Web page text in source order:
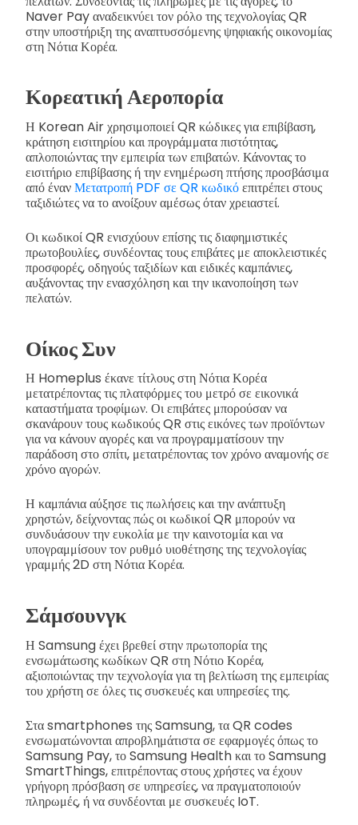
Naver Pay αναδεικνύει τον ρόλο της τεχνολογίας QR
στην υποστήριξη της αναπτυσσόμενης ψηφιακής οικονομίας
στη Νότια Κορέα.
Κορεατική Αεροπορία
Η Korean Air χρησιμοποιεί QR κώδικες για επιβίβαση,
κράτηση εισιτηρίου και προγράμματα πιστότητας,
απλοποιώντας την εμπειρία των επιβατών. Κάνοντας το
εισιτήριο επιβίβασης ή την ενημέρωση πτήσης προσβάσιμα
από ένανΜετατροπή PDF σε QR κωδικόεπιτρέπει στους
ταξιδιώτες να το ανοίξουν αμέσως όταν χρειαστεί.
Οι κωδικοί QR ενισχύουν επίσης τις διαφημιστικές
πρωτοβουλίες, συνδέοντας τους επιβάτες με αποκλειστικές
προσφορές, οδηγούς ταξιδίων και ειδικές καμπάνιες,
αυξάνοντας την ενασχόληση και την ικανοποίηση των
πελατών.
Οίκος Συν
Η Homeplus έκανε τίτλους στη Νότια Κορέα
μετατρέποντας τις πλατφόρμες του μετρό σε εικονικά
καταστήματα τροφίμων. Οι επιβάτες μπορούσαν να
σκανάρουν τους κωδικούς QR στις εικόνες των προϊόντων
για να κάνουν αγορές και να προγραμματίσουν την
παράδοση στο σπίτι, μετατρέποντας τον χρόνο αναμονής σε
χρόνο αγορών.
Η καμπάνια αύξησε τις πωλήσεις και την ανάπτυξη
χρηστών, δείχνοντας πώς οι κωδικοί QR μπορούν να
συνδυάσουν την ευκολία με την καινοτομία και να
υπογραμμίσουν τον ρυθμό υιοθέτησης της τεχνολογίας
γραμμής 2D στη Νότια Κορέα.
Σάμσουνγκ
Η Samsung έχει βρεθεί στην πρωτοπορία της
ενσωμάτωσης κωδίκων QR στη Νότιο Κορέα,
αξιοποιώντας την τεχνολογία για τη βελτίωση της εμπειρίας
του χρήστη σε όλες τις συσκευές και υπηρεσίες της.
Στα smartphones της Samsung, τα QR codes
ενσωματώνονται απροβλημάτιστα σε εφαρμογές όπως το
Samsung Pay, το Samsung Health και το Samsung
SmartThings, επιτρέποντας στους χρήστες να έχουν
γρήγορη πρόσβαση σε υπηρεσίες, να πραγματοποιούν
πληρωμές, ή να συνδέονται με συσκευές IoT.